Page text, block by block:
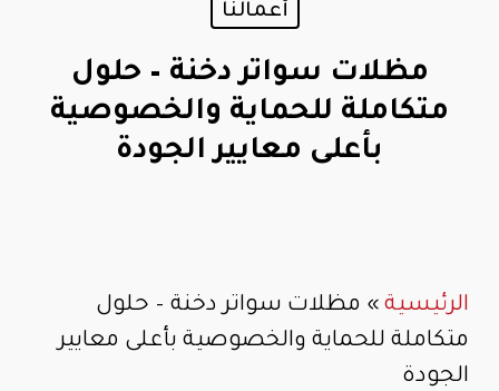
أعمالنا
مظلات سواتر دخنة – حلول
متكاملة للحماية والخصوصية
بأعلى معايير الجودة
الرئيسية» مظلات سواتر دخنة – حلول
متكاملة للحماية والخصوصية بأعلى معايير
الجودة